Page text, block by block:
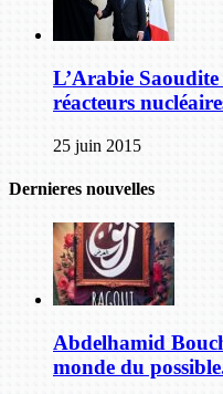
L’Arabie Saoudite
réacteurs
25 juin 2015
Dernieres nouvelles
Abdelhamid
monde du